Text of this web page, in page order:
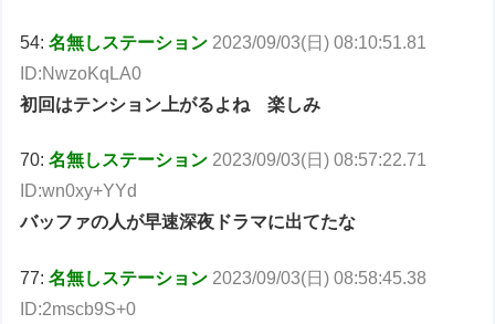
54:名無しステーション 2023/09/03(日) 08:10:51.81
ID:NwzoKqLA0
初回はテンション上がるよね 楽しみ
70:名無しステーション 2023/09/03(日) 08:57:22.71
ID:wn0xy+YYd
バッファの人が早速深夜ドラマに出てたな
77:名無しステーション 2023/09/03(日) 08:58:45.38
ID:2mscb9S+0